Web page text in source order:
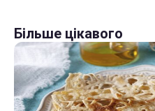
Більше цікавого